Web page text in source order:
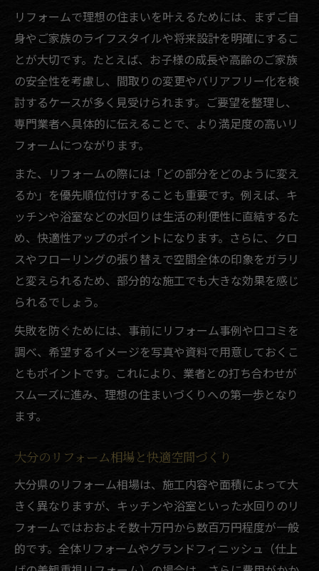
評判の高いグランド工事のポイントとは
口コミが示すグランドフィニッシュの満足
度
リフォームで実現する美しい外構デザイン
リフォームを検討するなら口コミ活用もポイン
ト
リフォーム会社選びは口コミが重要な理由
大分のリフォーム口コミ事例から学ぶ注意
点
評判と実績で見るリフォーム会社の選び方
口コミ活用で失敗しないリフォーム計画
口コミ比較で見極める工務店の特徴
補助金を活かすリフォーム費用の賢い見直し
法
大分のリフォーム補助金申請手順と注意点
補助金を使ったリフォーム費用の見直し方
善
補助金活用時のリフォーム会社選びのコツ
理想の住まい実現に向けた最新トレンド解説
リフォームで叶える最新住宅トレンド紹介
大分で注目のリフォームスタイルと特徴
リフォームで理想の住まいを叶えるためには、まずご自
身やご家族のライフスタイルや将来設計を明確にするこ
とが大切です。たとえば、お子様の成長や高齢のご家族
の安全性を考慮し、間取りの変更やバリアフリー化を検
討するケースが多く見受けられます。ご要望を整理し、
専門業者へ具体的に伝えることで、より満足度の高いリ
フォームにつながります。
また、リフォームの際には「どの部分をどのように変え
るか」を優先順位付けすることも重要です。例えば、キ
ッチンや浴室などの水回りは生活の利便性に直結するた
め、快適性アップのポイントになります。さらに、クロ
スやフローリングの張り替えで空間全体の印象をガラリ
と変えられるため、部分的な施工でも大きな効果を感じ
られるでしょう。
失敗を防ぐためには、事前にリフォーム事例や口コミを
調べ、希望するイメージを写真や資料で用意しておくこ
ともポイントです。これにより、業者との打ち合わせが
スムーズに進み、理想の住まいづくりへの第一歩となり
ます。
大分のリフォーム相場と快適空間づくり
大分県のリフォーム相場は、施工内容や面積によって大
きく異なりますが、キッチンや浴室といった水回りのリ
フォームではおおよそ数十万円から数百万円程度が一般
的です。全体リフォームやグランドフィニッシュ（仕上